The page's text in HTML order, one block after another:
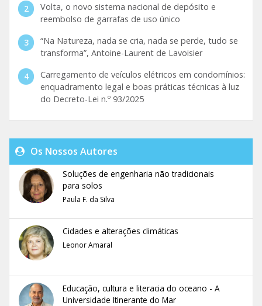
Volta, o novo sistema nacional de depósito e
reembolso de garrafas de uso único
“Na Natureza, nada se cria, nada se perde, tudo se
transforma”, Antoine-Laurent de Lavoisier
Carregamento de veículos elétricos em condomínios:
enquadramento legal e boas práticas técnicas à luz
do Decreto-Lei n.º 93/2025
Os Nossos Autores
Soluções de engenharia não tradicionais
para solos
Paula F. da Silva
Cidades e alterações climáticas
Leonor Amaral
Educação, cultura e literacia do oceano - A
Universidade Itinerante do Mar